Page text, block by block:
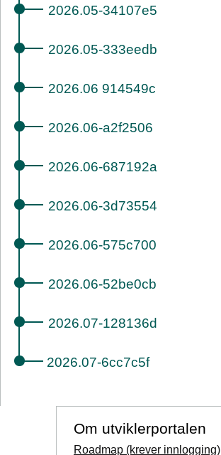
2026.05-34107e5
2026.05-333eedb
2026.06 914549c
2026.06-a2f2506
2026.06-687192a
2026.06-3d73554
2026.06-575c700
2026.06-52be0cb
2026.07-128136d
2026.07-6cc7c5f
Om utviklerportalen
Roadmap (krever innlogging)